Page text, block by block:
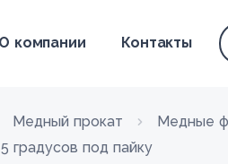
О компании Контакты
Медный прокат Медные
градусов под пайку